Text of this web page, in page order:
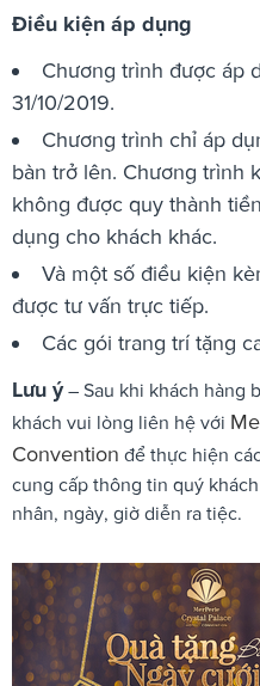
Điều kiện áp dụng
Chương trình được áp
31/10/2019.
Chương trình chỉ áp
bàn trở lên. Chương trình
không được quy thành
dụng cho khách khác.
Và một số điều kiện
được tư vấn trực tiếp.
Các gói trang trí tặng
Lưu ý– Sau khi khách hàng
khách vui lòng liên hệ với
Convention để thực hiện
cung cấp thông tin quý
nhân, ngày, giờ diễn ra tiệc.